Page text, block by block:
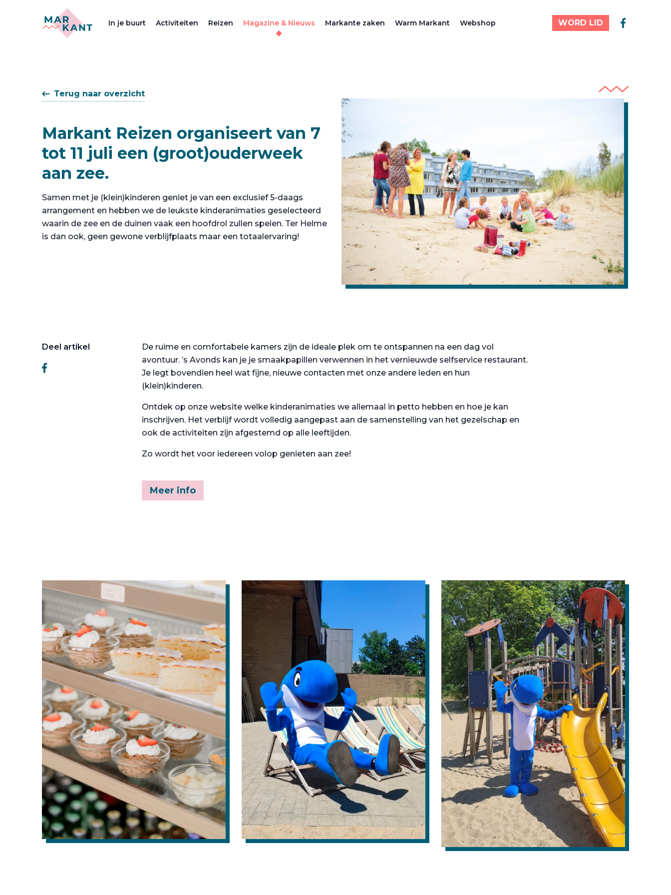
In je buurt Activiteiten Reizen Magazine & Nieuws Markante zaken Warm Markant Webshop WORD LID
Terug naar overzicht
Markant Reizen organiseert van 7
tot 11 juli een (groot)ouderweek
aan zee.
Samen met je (klein)kinderen geniet je van een exclusief 5-daags
arrangement en hebben we de leukste kinderanimaties geselecteerd
waarin de zee en de duinen vaak een hoofdrol zullen spelen. Ter Helme
is dan ook, geen gewone verblijfplaats maar een totaalervaring!
Deel artikel
De ruime en comfortabele kamers zijn de ideale plek om te ontspannen na een dag vol
avontuur. ’s Avonds kan je je smaakpapillen verwennen in het vernieuwde selfservice restaurant.
Je legt bovendien heel wat fijne, nieuwe contacten met onze andere leden en hun
(klein)kinderen.
Ontdek op onze website welke kinderanimaties we allemaal in petto hebben en hoe je kan
inschrijven. Het verblijf wordt volledig aangepast aan de samenstelling van het gezelschap en
ook de activiteiten zijn afgestemd op alle leeftijden.
Zo wordt het voor iedereen volop genieten aan zee!
Meer info